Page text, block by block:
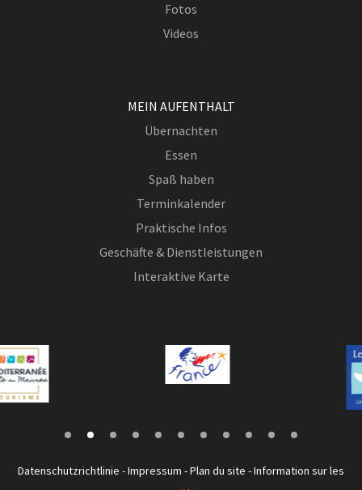
Fotos
Videos
MEIN AUFENTHALT
Übernachten
Essen
Spaß haben
Terminkalender
Praktische Infos
Geschäfte & Dienstleistungen
Interaktive Karte
Datenschutzrichtlinie -Impressum -Plan du site -Information sur les